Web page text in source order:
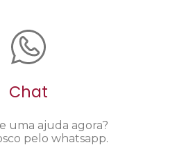
Chat
uma ajuda agora?
pelo whatsapp.